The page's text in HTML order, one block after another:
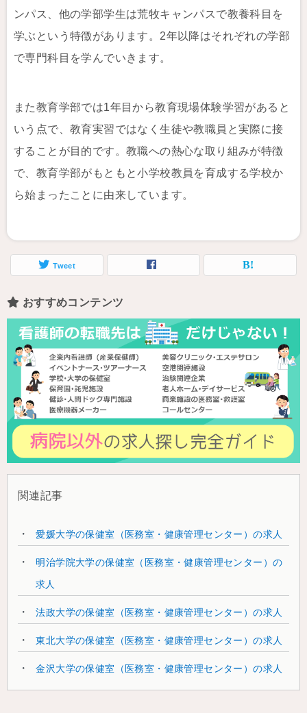
ンパス、他の学部学生は荒牧キャンパスで教養科目を
学ぶという特徴があります。2年以降はそれぞれの学部
で専門科目を学んでいきます。
また教育学部では1年目から教育現場体験学習があると
いう点で、教育実習ではなく生徒や教職員と実際に接
することが目的です。教職への熱心な取り組みが特徴
で、教育学部がもともと小学校教員を育成する学校か
ら始まったことに由来しています。
Tweet
おすすめコンテンツ
関連記事
愛媛大学の保健室（医務室・健康管理センター）の求人
明治学院大学の保健室（医務室・健康管理センター）の
求人
法政大学の保健室（医務室・健康管理センター）の求人
東北大学の保健室（医務室・健康管理センター）の求人
金沢大学の保健室（医務室・健康管理センター）の求人